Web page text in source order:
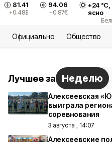
81.41
+0.48$
94.06
+0.87€
+24°С,
ясно
Официально Общество
Лучшее за Неделю
Алексеевская
выиграла
соревнования
3 августа , 14:07
Алексеевские